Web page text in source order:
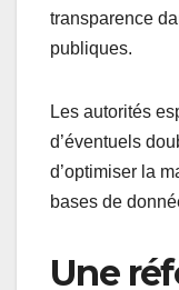
transparence
publiques.
Les autorités
d’éventuels
d’optimiser la
bases de
Une